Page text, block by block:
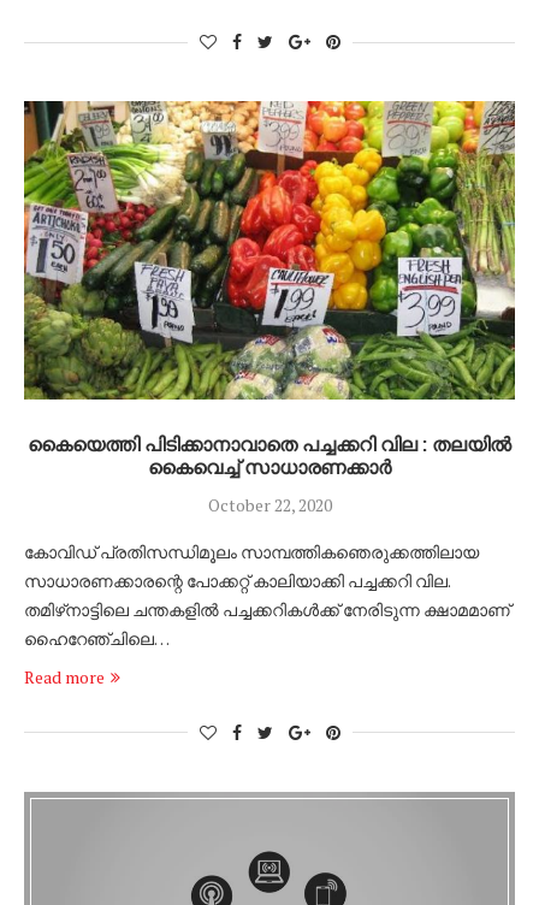
കൈയെത്തി പിടിക്കാനാവാതെ പച്ചക്കറി വില : തലയിൽ
കൈവെച്ച് സാധാരണക്കാർ
October 22, 2020
കോവിഡ് പ്രതിസന്ധിമൂലം സാമ്പത്തികഞെരുക്കത്തിലായ
സാധാരണക്കാരന്റെ പോക്കറ്റ് കാലിയാക്കി പച്ചക്കറി വില.
തമിഴ്‌നാട്ടിലെ ചന്തകളിൽ പച്ചക്കറികൾക്ക് നേരിടുന്ന ക്ഷാമമാണ്
ഹൈറേഞ്ചിലെ…
Read more